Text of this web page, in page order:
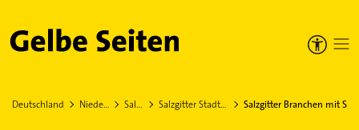
Gelbe Seiten
Deutschland Niedersachsen Salzgitter Salzgitter Stadtteil Flachstöckheim Salzgitter Branchen mit S